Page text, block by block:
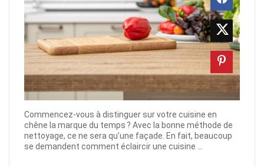
Commencez-vous à distinguer sur votre cuisine en
chêne la marque du temps ? Avec la bonne méthode de
nettoyage, ce ne sera qu’une façade. En fait, beaucoup
se demandent comment éclaircir une cuisine ...